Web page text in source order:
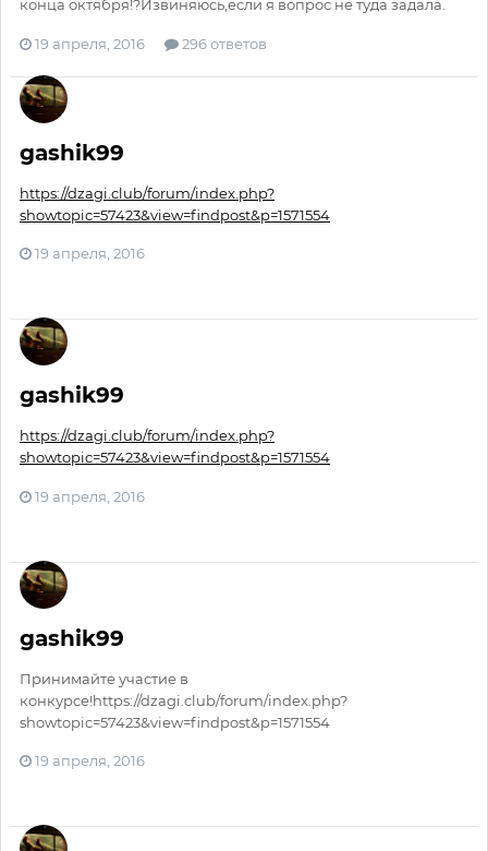
конца октября!?Извиняюсь,если я вопрос не туда задала.
19 апреля, 2016 296 ответов
gashik99
https://dzagi.club/forum/index.php?
showtopic=57423&view=findpost&p=1571554
19 апреля, 2016
gashik99
https://dzagi.club/forum/index.php?
showtopic=57423&view=findpost&p=1571554
19 апреля, 2016
gashik99
Принимайте участие в
конкурсе!https://dzagi.club/forum/index.php?
showtopic=57423&view=findpost&p=1571554
19 апреля, 2016